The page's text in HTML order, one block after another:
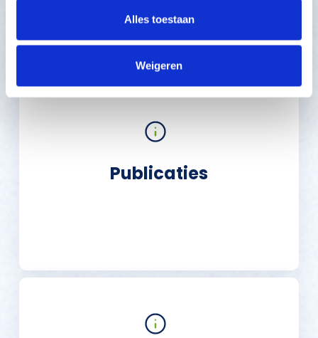
Alles toestaan
Weigeren
Publicaties